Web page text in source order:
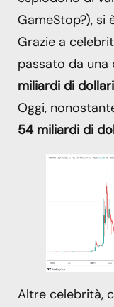
GameStop?), si
Grazie a
passato da una
miliardi di dollari
Oggi,
54 miliardi di
Altre celebrità,